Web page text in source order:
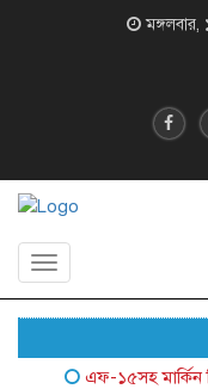
Toggle
এফ-১৫সহ মার্কিন